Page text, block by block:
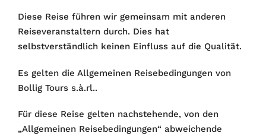
Diese Reise führen wir gemeinsam mit anderen
Reiseveranstaltern durch. Dies hat
selbstverständlich keinen Einfluss auf die Qualität.
Es gelten die Allgemeinen Reisebedingungen von
Bollig Tours s.à.rl..
Für diese Reise gelten nachstehende, von den
„Allgemeinen Reisebedingungen“ abweichende